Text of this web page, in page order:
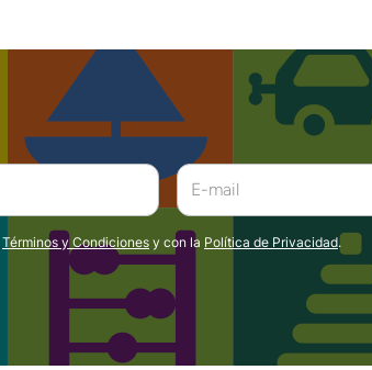
Términos y Condiciones y con la Política de Privacidad.